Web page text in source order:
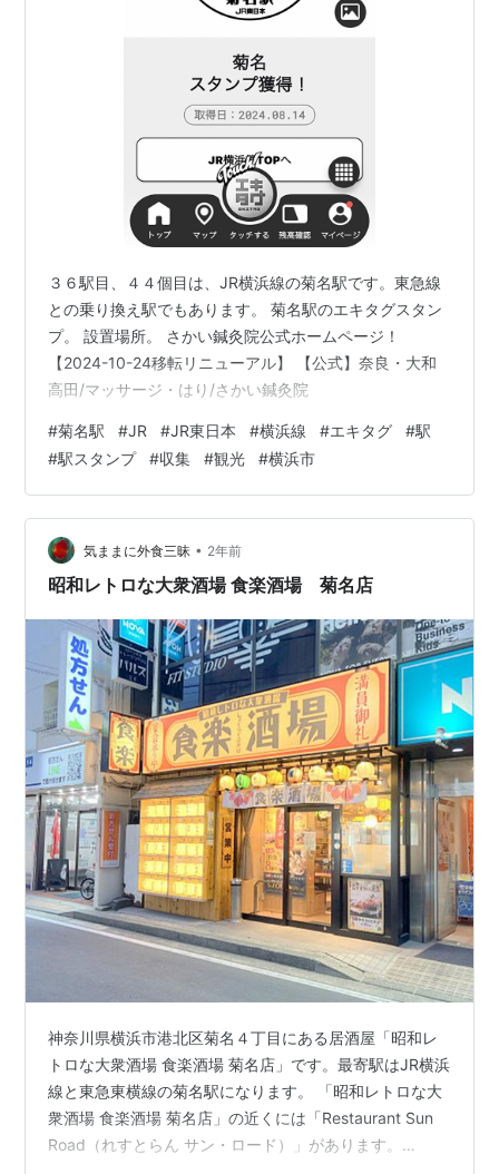
３６駅目、４４個目は、JR横浜線の菊名駅です。東急線
との乗り換え駅でもあります。 菊名駅のエキタグスタン
プ。 設置場所。 さかい鍼灸院公式ホームページ！
【2024-10-24移転リニューアル】 【公式】奈良・大和
高田/マッサージ・はり/さかい鍼灸院
#菊名駅 #JR #JR東日本 #横浜線 #エキタグ #駅
#駅スタンプ #収集 #観光 #横浜市
気ままに外食三昧 • 2年前
昭和レトロな大衆酒場 食楽酒場 菊名店
神奈川県横浜市港北区菊名４丁目にある居酒屋「昭和レ
トロな大衆酒場 食楽酒場 菊名店」です。最寄駅はJR横浜
線と東急東横線の菊名駅になります。 「昭和レトロな大
衆酒場 食楽酒場 菊名店」の近くには「Restaurant Sun
Road（れすとらん サン・ロード）」があります。